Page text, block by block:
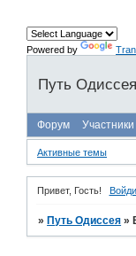
Powered by
Путь Одиссея
Форум Участники
Активные темы
Привет, Гость!
» Путь Одиссея »